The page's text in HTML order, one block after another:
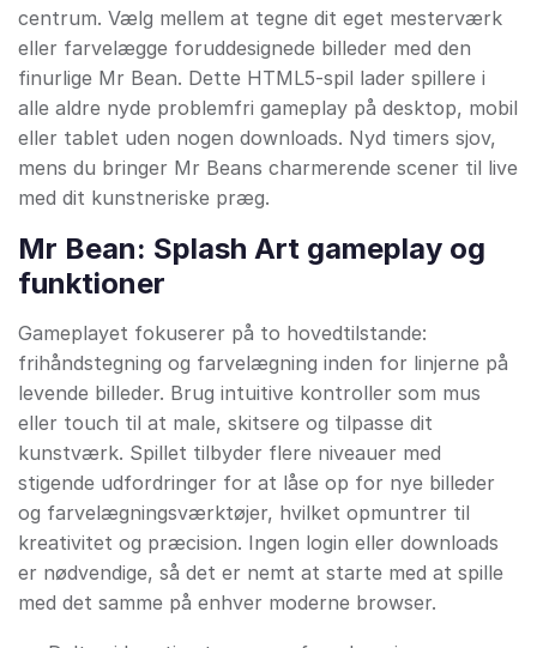
centrum. Vælg mellem at tegne dit eget mesterværk
eller farvelægge foruddesignede billeder med den
finurlige Mr Bean. Dette HTML5-spil lader spillere i
alle aldre nyde problemfri gameplay på desktop, mobil
eller tablet uden nogen downloads. Nyd timers sjov,
mens du bringer Mr Beans charmerende scener til live
med dit kunstneriske præg.
Mr Bean: Splash Art gameplay og
funktioner
Gameplayet fokuserer på to hovedtilstande:
frihåndstegning og farvelægning inden for linjerne på
levende billeder. Brug intuitive kontroller som mus
eller touch til at male, skitsere og tilpasse dit
kunstværk. Spillet tilbyder flere niveauer med
stigende udfordringer for at låse op for nye billeder
og farvelægningsværktøjer, hvilket opmuntrer til
kreativitet og præcision. Ingen login eller downloads
er nødvendige, så det er nemt at starte med at spille
med det samme på enhver moderne browser.